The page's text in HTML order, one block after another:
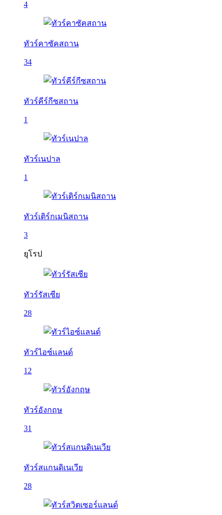
4
ทัวร์คาซัคสถาน
34
ทัวร์คีร์กีซสถาน
1
ทัวร์เนปาล
1
ทัวร์เติร์กเมนิสถาน
3
ยุโรป
ทัวร์รัสเซีย
28
ทัวร์ไอซ์แลนด์
12
ทัวร์อังกฤษ
31
ทัวร์สแกนดิเนเวีย
28